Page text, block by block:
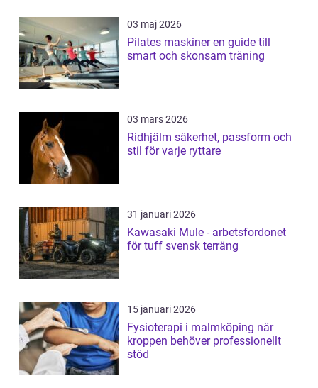
03 maj 2026
Pilates maskiner en guide till
smart och skonsam träning
03 mars 2026
Ridhjälm säkerhet, passform och
stil för varje ryttare
31 januari 2026
Kawasaki Mule - arbetsfordonet
för tuff svensk terräng
15 januari 2026
Fysioterapi i malmköping när
kroppen behöver professionellt
stöd